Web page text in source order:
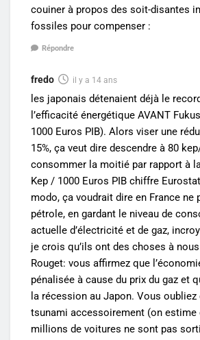
couiner à propos des soit-disantes
fossiles pour compenser :
Répondre
fredo il y a 14 ans
les japonais détenaient déjà le
l’efficacité énergétique AVANT
1000 Euros PIB). Alors viser une
15%, ça veut dire descendre à 80
consommer la moitié par rapport à
Kep / 1000 Euros PIB chiffre
modo, ça voudrait dire en France ne
pétrole, en gardant le niveau de
actuelle d’électricité et de gaz,
je crois qu’ils ont des choses à
Rouget: vous affirmez que
pénalisée à cause du prix du gaz et
la récession au Japon. Vous oubliez
tsunami accessoirement (on estime
millions de voitures ne sont pas